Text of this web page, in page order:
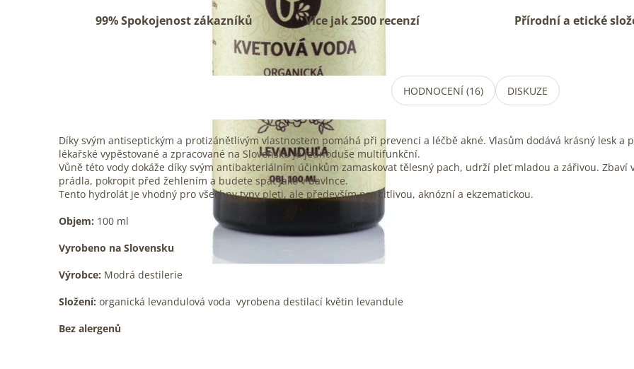
99% Spokojenost zákazníků Více jak 2500 recenzí Přírodní a etické
HODNOCENÍ (16) DISKUZE
Díky svým antiseptickým a protizánětlivým vlastnostem pomáhá při prevenci a léčbě akné. Vlasům dodává krásný lesk a
lékařské vypěstované a zpracované na Slovensku je jednoduše multifunkční.
Vůně této vody dokáže díky svým antibakteriálním účinkům zamaskovat tělesný pach, udrží pleť mladou a zářivou.
prádla, pokropit před žehlením a budete spát jako v bavlnce.
Tento hydrolát je vhodný pro všechny typy pleti, ale především pro citlivou, aknózní a ekzematickou.
Objem: 100 ml
Vyrobeno na Slovensku
Výrobce: Modrá destilerie
Složení: organická levandulová voda vyrobena destilací květin levandule
Bez alergenů